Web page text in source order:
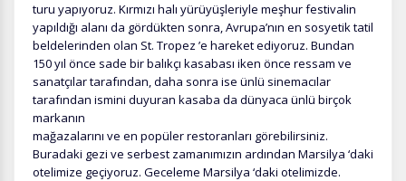
turu yapıyoruz. Kırmızı halı yürüyüşleriyle meşhur festivalin
yapıldığı alanı da gördükten sonra, Avrupa’nın en sosyetik tatil
beldelerinden olan St. Tropez ’e hareket ediyoruz. Bundan
150 yıl önce sade bir balıkçı kasabası iken önce ressam ve
sanatçılar tarafından, daha sonra ise ünlü sinemacılar
tarafından ismini duyuran kasaba da dünyaca ünlü birçok
markanın
mağazalarını ve en popüler restoranları görebilirsiniz.
Buradaki gezi ve serbest zamanımızın ardından Marsilya ‘daki
otelimize geçiyoruz. Geceleme Marsilya ‘daki otelimizde.